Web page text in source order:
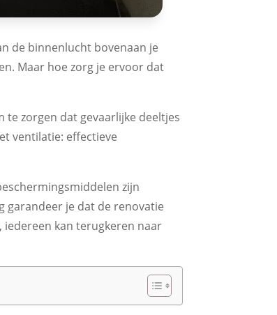
de binnenlucht bovenaan je
Maar hoe zorg je ervoor dat
zorgen dat gevaarlijke deeltjes
ventilatie: effectieve
zijn
garandeer je dat de renovatie
iedereen kan terugkeren naar